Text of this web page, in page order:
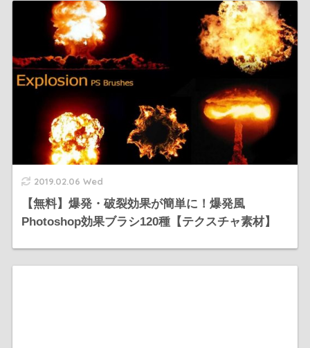
2019.02.06 Wed
【無料】爆発・破裂効果が簡単に！爆発風
Photoshop効果ブラシ120種【テクスチャ素材】